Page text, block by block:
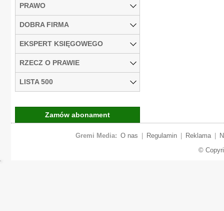
PRAWO
DOBRA FIRMA
EKSPERT KSIĘGOWEGO
RZECZ O PRAWIE
LISTA 500
Zamów abonament
Gremi Media: O nas Regulamin Reklama
©